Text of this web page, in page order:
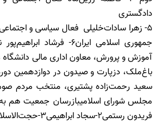
دادگستری
۵- زهرا سادات‌خلیلی فعال سیاسی و
جمهوری اسلامی ایران۶-
آموزش و پرورش، معاون اداری مالی
سعید رحمت‌زاده‌ پشتیری، منتخب مردم
فریدون رستمی۲-سجاد ابراهیمی۳-حجت‌الاسلام عباس امیری‌فر